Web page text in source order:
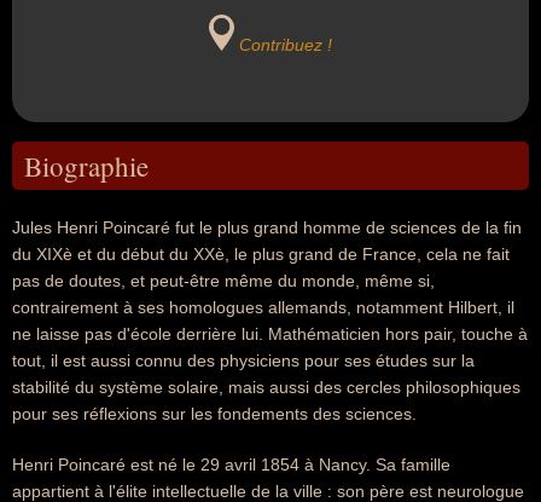
Contribuez !
Biographie
Jules Henri Poincaré fut le plus grand homme de sciences de la fin
du XIXè et du début du XXè, le plus grand de France, cela ne fait
pas de doutes, et peut-être même du monde, même si,
contrairement à ses homologues allemands, notamment Hilbert, il
ne laisse pas d'école derrière lui. Mathématicien hors pair, touche à
tout, il est aussi connu des physiciens pour ses études sur la
stabilité du système solaire, mais aussi des cercles philosophiques
pour ses réflexions sur les fondements des sciences.
Henri Poincaré est né le 29 avril 1854 à Nancy. Sa famille
appartient à l'élite intellectuelle de la ville : son père est neurologue